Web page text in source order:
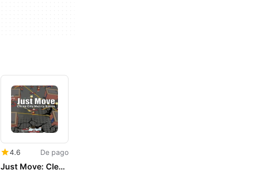
4.6 De pago
Just Move: Clean City Messy Battle